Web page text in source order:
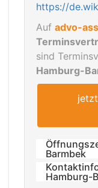
https://
Auf advo-
sind
Hamburg-
Barmbek
Hamburg-